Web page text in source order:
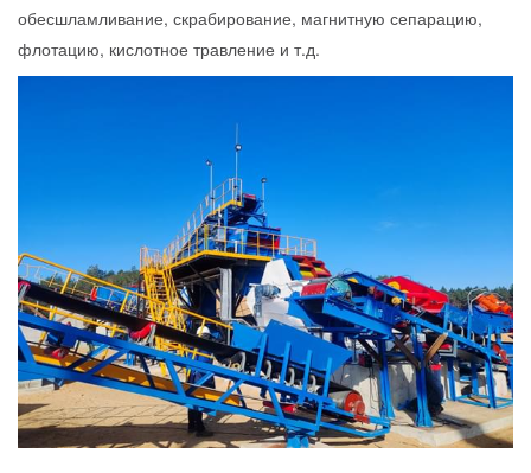
обесшламливание, скрабирование, магнитную сепарацию,
флотацию, кислотное травление и т.д.